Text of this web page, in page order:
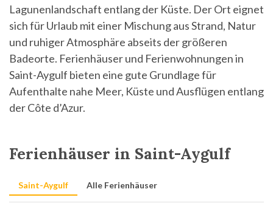
Lagunenlandschaft entlang der Küste. Der Ort eignet
sich für Urlaub mit einer Mischung aus Strand, Natur
und ruhiger Atmosphäre abseits der größeren
Badeorte. Ferienhäuser und Ferienwohnungen in
Saint-Aygulf bieten eine gute Grundlage für
Aufenthalte nahe Meer, Küste und Ausflügen entlang
der Côte d’Azur.
Ferienhäuser in Saint-Aygulf
Saint-Aygulf Alle Ferienhäuser